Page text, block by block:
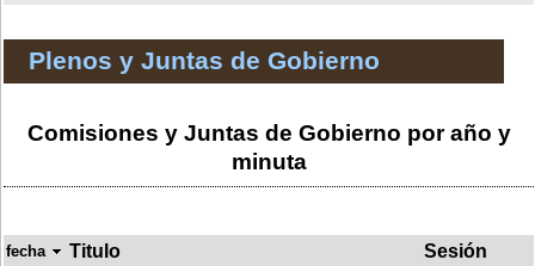
Plenos y Juntas de Gobierno
Comisiones y Juntas de Gobierno por año y
minuta
fecha Titulo
Sesión